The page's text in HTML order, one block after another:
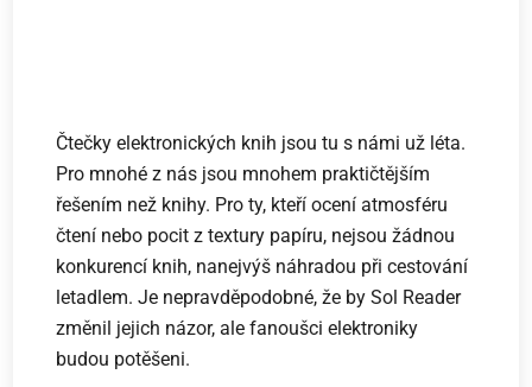
Čtečky elektronických knih jsou tu s námi už léta.
Pro mnohé z nás jsou mnohem praktičtějším
řešením než knihy. Pro ty, kteří ocení atmosféru
čtení nebo pocit z textury papíru, nejsou žádnou
konkurencí knih, nanejvýš náhradou při cestování
letadlem. Je nepravděpodobné, že by Sol Reader
změnil jejich názor, ale fanoušci elektroniky
budou potěšeni.